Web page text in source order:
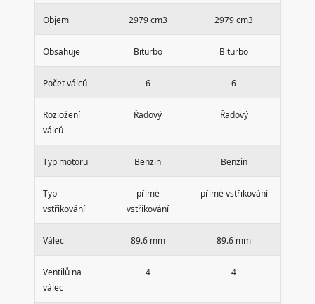
Objem 2979 cm3 2979 cm3
Obsahuje Biturbo Biturbo
Počet válců 6 6
Rozložení
válců
Řadový Řadový
Typ motoru Benzin Benzin
Typ
vstřikování
přímé
vstřikování
přímé vstřikování
Válec 89.6 mm 89.6 mm
Ventilů na
válec
4 4